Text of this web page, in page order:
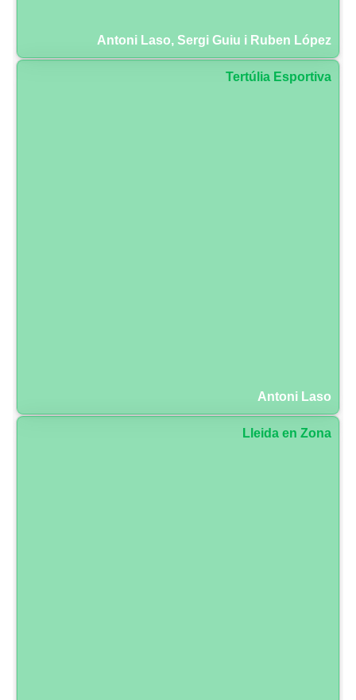
Antoni Laso, Sergi Guiu i Ruben López
Tertúlia Esportiva
Antoni Laso
Lleida en Zona